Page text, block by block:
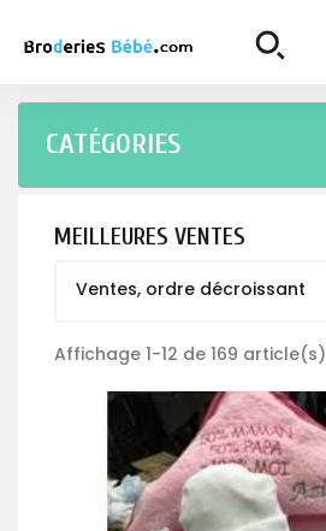
CATÉGORIES
MEILLEURES VENTES
Ventes, ordre décroissant
Affichage 1-12 de 169 article(s)